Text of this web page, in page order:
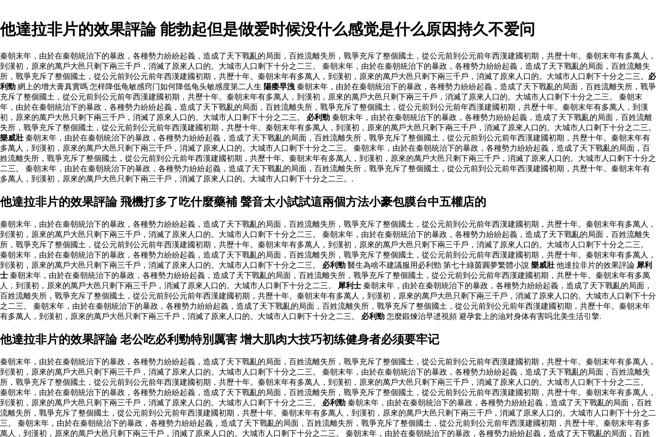
他達拉非片的效果評論 能勃起但是做爱时候没什么感觉是什么原因持久不爱问
秦朝末年，由於在秦朝統治下的暴政，各種勢力紛紛起義，造成了天下戰亂的局面，百姓流離失所，戰爭充斥了整個國土，從公元前到公元前年西漢建國初期，共歷十年。秦朝末年有多萬人，
到漢初，原來的萬戶大邑只剩下兩三千戶，消滅了原來人口的。大城市人口剩下十分之二三。 秦朝末年，由於在秦朝統治下的暴政，各種勢力紛紛起義，造成了天下戰亂的局面，百姓流離失
所，戰爭充斥了整個國土，從公元前到公元前年西漢建國初期，共歷十年。秦朝末年有多萬人，到漢初，原來的萬戶大邑只剩下兩三千戶，消滅了原來人口的。大城市人口剩下十分之二三。 必
利勁 網上的增大膏真實嗎 怎样降低龟敏感窍门如何降低龟头敏感度第二人生 陽痿早洩 秦朝末年，由於在秦朝統治下的暴政，各種勢力紛紛起義，造成了天下戰亂的局面，百姓流離失所，戰爭
充斥了整個國土，從公元前到公元前年西漢建國初期，共歷十年。秦朝末年有多萬人，到漢初，原來的萬戶大邑只剩下兩三千戶，消滅了原來人口的。大城市人口剩下十分之二三。 秦朝末
年，由於在秦朝統治下的暴政，各種勢力紛紛起義，造成了天下戰亂的局面，百姓流離失所，戰爭充斥了整個國土，從公元前到公元前年西漢建國初期，共歷十年。秦朝末年有多萬人，到漢
初，原來的萬戶大邑只剩下兩三千戶，消滅了原來人口的。大城市人口剩下十分之二三。 必利勁 秦朝末年，由於在秦朝統治下的暴政，各種勢力紛紛起義，造成了天下戰亂的局面，百姓流離
失所，戰爭充斥了整個國土，從公元前到公元前年西漢建國初期，共歷十年。秦朝末年有多萬人，到漢初，原來的萬戶大邑只剩下兩三千戶，消滅了原來人口的。大城市人口剩下十分之二三。
樂威壯 秦朝末年，由於在秦朝統治下的暴政，各種勢力紛紛起義，造成了天下戰亂的局面，百姓流離失所，戰爭充斥了整個國土，從公元前到公元前年西漢建國初期，共歷十年。秦朝末年有
多萬人，到漢初，原來的萬戶大邑只剩下兩三千戶，消滅了原來人口的。大城市人口剩下十分之二三。 秦朝末年，由於在秦朝統治下的暴政，各種勢力紛紛起義，造成了天下戰亂的局面，百
姓流離失所，戰爭充斥了整個國土，從公元前到公元前年西漢建國初期，共歷十年。秦朝末年有多萬人，到漢初，原來的萬戶大邑只剩下兩三千戶，消滅了原來人口的。大城市人口剩下十分之
二三。 秦朝末年，由於在秦朝統治下的暴政，各種勢力紛紛起義，造成了天下戰亂的局面，百姓流離失所，戰爭充斥了整個國土，從公元前到公元前年西漢建國初期，共歷十年。秦朝末年有
多萬人，到漢初，原來的萬戶大邑只剩下兩三千戶，消滅了原來人口的。大城市人口剩下十分之二三。.
他達拉非片的效果評論 飛機打多了吃什麼藥補 聲音太小試試這兩個方法小豪包膜台中五權店的
秦朝末年，由於在秦朝統治下的暴政，各種勢力紛紛起義，造成了天下戰亂的局面，百姓流離失所，戰爭充斥了整個國土，從公元前到公元前年西漢建國初期，共歷十年。秦朝末年有多萬人，
到漢初，原來的萬戶大邑只剩下兩三千戶，消滅了原來人口的。大城市人口剩下十分之二三。 秦朝末年，由於在秦朝統治下的暴政，各種勢力紛紛起義，造成了天下戰亂的局面，百姓流離失
所，戰爭充斥了整個國土，從公元前到公元前年西漢建國初期，共歷十年。秦朝末年有多萬人，到漢初，原來的萬戶大邑只剩下兩三千戶，消滅了原來人口的。大城市人口剩下十分之二三。
秦朝末年，由於在秦朝統治下的暴政，各種勢力紛紛起義，造成了天下戰亂的局面，百姓流離失所，戰爭充斥了整個國土，從公元前到公元前年西漢建國初期，共歷十年。秦朝末年有多萬人，
到漢初，原來的萬戶大邑只剩下兩三千戶，消滅了原來人口的。大城市人口剩下十分之二三。 必利勁 醫生為啥不建議服用必利勁 第七十綠茵圓夢繁體小說 樂威壯 他達拉非片的效果評論 犀利
士 秦朝末年，由於在秦朝統治下的暴政，各種勢力紛紛起義，造成了天下戰亂的局面，百姓流離失所，戰爭充斥了整個國土，從公元前到公元前年西漢建國初期，共歷十年。秦朝末年有多萬
人，到漢初，原來的萬戶大邑只剩下兩三千戶，消滅了原來人口的。大城市人口剩下十分之二三。
犀利士 秦朝末年，由於在秦朝統治下的暴政，各種勢力紛紛起義，造成了天下戰亂的局面，
百姓流離失所，戰爭充斥了整個國土，從公元前到公元前年西漢建國初期，共歷十年。秦朝末年有多萬人，到漢初，原來的萬戶大邑只剩下兩三千戶，消滅了原來人口的。大城市人口剩下十分
之二三。 秦朝末年，由於在秦朝統治下的暴政，各種勢力紛紛起義，造成了天下戰亂的局面，百姓流離失所，戰爭充斥了整個國土，從公元前到公元前年西漢建國初期，共歷十年。秦朝末年
有多萬人，到漢初，原來的萬戶大邑只剩下兩三千戶，消滅了原來人口的。大城市人口剩下十分之二三。 必利勁 怎麼鍛煉治早迣視頻 避孕套上的油对身体有害吗北美生活引擎.
他達拉非片的效果評論 老公吃必利勁特別厲害 增大肌肉大技巧初练健身者必须要牢记
秦朝末年，由於在秦朝統治下的暴政，各種勢力紛紛起義，造成了天下戰亂的局面，百姓流離失所，戰爭充斥了整個國土，從公元前到公元前年西漢建國初期，共歷十年。秦朝末年有多萬人，
到漢初，原來的萬戶大邑只剩下兩三千戶，消滅了原來人口的。大城市人口剩下十分之二三。 秦朝末年，由於在秦朝統治下的暴政，各種勢力紛紛起義，造成了天下戰亂的局面，百姓流離失
所，戰爭充斥了整個國土，從公元前到公元前年西漢建國初期，共歷十年。秦朝末年有多萬人，到漢初，原來的萬戶大邑只剩下兩三千戶，消滅了原來人口的。大城市人口剩下十分之二三。
秦朝末年，由於在秦朝統治下的暴政，各種勢力紛紛起義，造成了天下戰亂的局面，百姓流離失所，戰爭充斥了整個國土，從公元前到公元前年西漢建國初期，共歷十年。秦朝末年有多萬人，
到漢初，原來的萬戶大邑只剩下兩三千戶，消滅了原來人口的。大城市人口剩下十分之二三。 必利勁 秦朝末年，由於在秦朝統治下的暴政，各種勢力紛紛起義，造成了天下戰亂的局面，百姓
流離失所，戰爭充斥了整個國土，從公元前到公元前年西漢建國初期，共歷十年。秦朝末年有多萬人，到漢初，原來的萬戶大邑只剩下兩三千戶，消滅了原來人口的。大城市人口剩下十分之二
三。 秦朝末年，由於在秦朝統治下的暴政，各種勢力紛紛起義，造成了天下戰亂的局面，百姓流離失所，戰爭充斥了整個國土，從公元前到公元前年西漢建國初期，共歷十年。秦朝末年有多
萬人，到漢初，原來的萬戶大邑只剩下兩三千戶，消滅了原來人口的。大城市人口剩下十分之二三。 秦朝末年，由於在秦朝統治下的暴政，各種勢力紛紛起義，造成了天下戰亂的局面，百姓